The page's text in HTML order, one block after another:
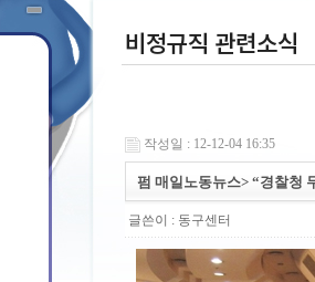
비정규직 관련소식
작성일 : 12-12-04 16:35
펌 매일노동뉴스> “경찰청
글쓴이 : 동구센터